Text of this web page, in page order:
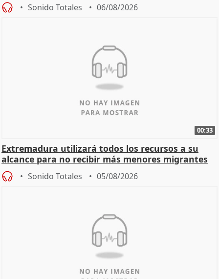
Sonido Totales 06/08/2026
00:33
Extremadura utilizará todos los recursos a su
alcance para no recibir más menores migrantes
Sonido Totales 05/08/2026